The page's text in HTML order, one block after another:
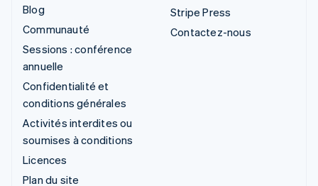
Blog
Communauté
Sessions : conférence
annuelle
Confidentialité et
conditions générales
Activités interdites ou
soumises à conditions
Licences
Plan du site
Stripe Press
Contactez-nous